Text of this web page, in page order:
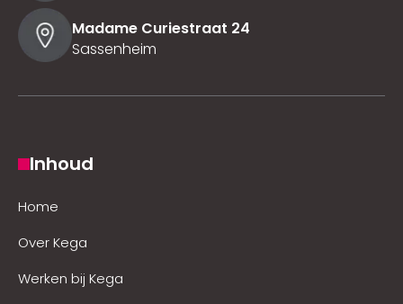
Madame Curiestraat 24
Sassenheim
Inhoud
Home
Over Kega
Werken bij Kega